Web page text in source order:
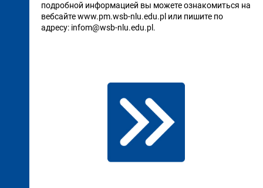
подробной информацией вы можете ознакомиться на
вебсайте www.pm.wsb-nlu.edu.pl или пишите по
адресу: infom@wsb-nlu.edu.pl.